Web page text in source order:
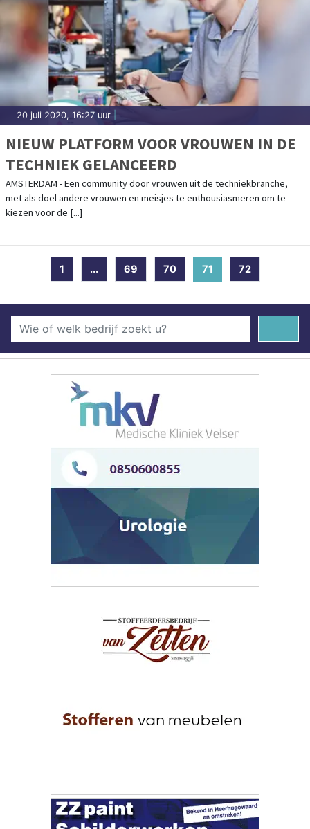
20 juli 2020, 16:27 uur
NIEUW PLATFORM VOOR VROUWEN IN DE
TECHNIEK GELANCEERD
AMSTERDAM - Een community door vrouwen uit de techniekbranche,
met als doel andere vrouwen en meisjes te enthousiasmeren om te
kiezen voor de [...]
1 ... 69 70 71 (current)
72